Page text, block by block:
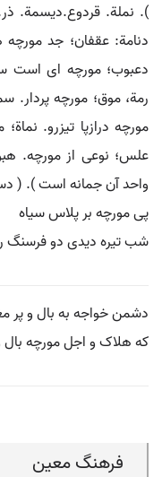
). نملة. قردوع.دیسمة.
دنامة: عقفان؛ جد
دعبوب؛ مورچه ای است
رمة، موق؛ مورچه
مورچه درازپا تیزرو.
علس؛ نوعی از مورچه.
واحد آن جمانه است ). (
پی مورچه بر پلاس سیاه
شب تیره دیدی دو فرسنگ
دشمن خواجه به بال و پر
که هلاک و اجل مورچه
فرهنگ معین